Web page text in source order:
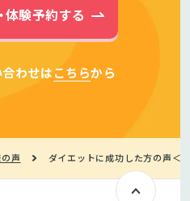
体験予約する
わせはこちらから
声 ダイエットに成功した方の声＜